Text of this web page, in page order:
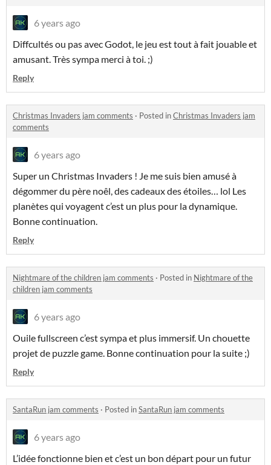
6 years ago
Diffcultés ou pas avec Godot, le jeu est tout à fait jouable et
amusant. Très sympa merci à toi. ;)
Reply
Christmas Invaders jam comments · Posted inChristmas Invaders jam
comments
6 years ago
Super un Christmas Invaders ! Je me suis bien amusé à
dégommer du père noêl, des cadeaux des étoiles… lol Les
planètes qui voyagent c’est un plus pour la dynamique.
Bonne continuation.
Reply
Nightmare of the children jam comments · Posted in Nightmare of the
children jam comments
6 years ago
Ouile fullscreen c’est sympa et plus immersif. Un chouette
projet de puzzle game. Bonne continuation pour la suite ;)
Reply
SantaRun jam comments · Posted inSantaRun jam comments
6 years ago
L’idée fonctionne bien et c’est un bon départ pour un futur